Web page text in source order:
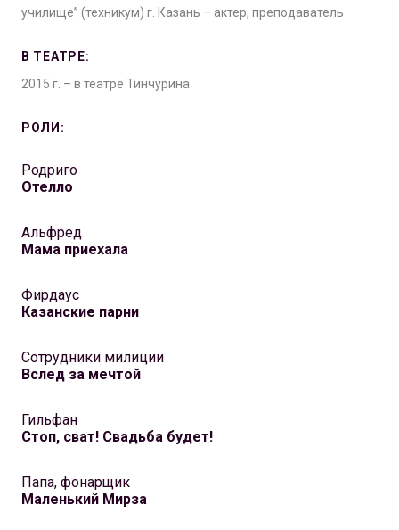
училище” (техникум) г. Казань – актер, преподаватель
В ТЕАТРЕ:
2015 г. – в театре Тинчурина
РОЛИ:
Родриго
Отелло
Альфред
Мама приехала
Фирдаус
Казанские парни
Сотрудники милиции
Вслед за мечтой
Гильфан
Стоп, сват! Свадьба будет!
Папа, фонарщик
Маленький Мирза